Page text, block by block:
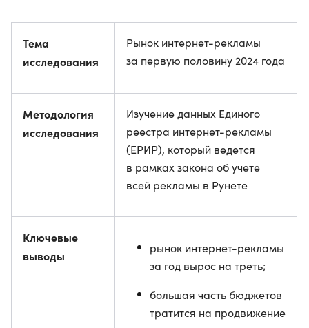
Тема
исследования
Рынок интернет-рекламы
за первую половину 2024 года
Методология
исследования
Изучение данных Единого
реестра интернет-рекламы
(ЕРИР), который ведется
в рамках закона об учете
всей рекламы в Рунете
Ключевые
выводы
рынок интернет-рекламы
за год вырос на треть;
большая часть бюджетов
тратится на продвижение